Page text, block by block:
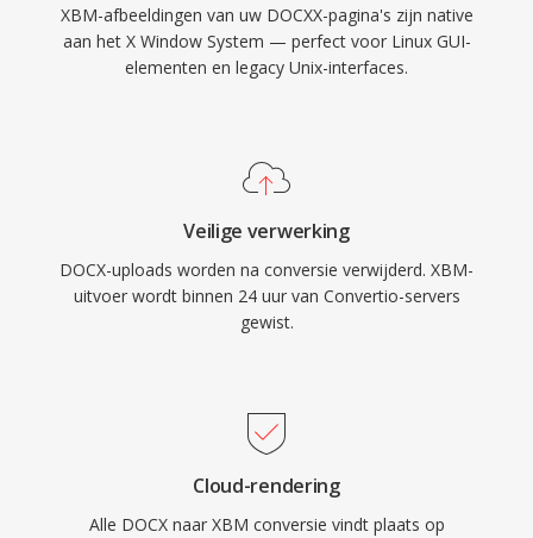
XBM-afbeeldingen van uw DOCXX-pagina's zijn native
aan het X Window System — perfect voor Linux GUI-
elementen en legacy Unix-interfaces.
Veilige verwerking
DOCX-uploads worden na conversie verwijderd. XBM-
uitvoer wordt binnen 24 uur van Convertio-servers
gewist.
Cloud-rendering
Alle DOCX naar XBM conversie vindt plaats op